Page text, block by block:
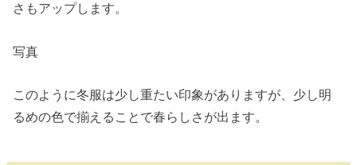
さもアップします。
写真
このように冬服は少し重たい印象がありますが、少し明
るめの色で揃えることで春らしさが出ます。